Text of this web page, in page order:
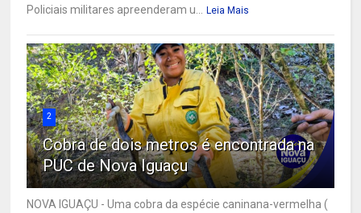
Policiais militares apreenderam u...
Leia Mais
2
Cobra de dois metros é encontrada na
PUC de Nova Iguaçu
NOVA IGUAÇU - Uma cobra da espécie caninana-vermelha (